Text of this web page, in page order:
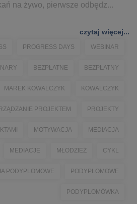
na żywo, pierwsze odbędz...
czytaj więcej...
PROGRESS DAYS WEBINAR
BEZPŁATNE BEZPŁATNY
MAREK KOWALCZYK KOWALCZYK
PROJEKTEM PROJEKTY
MOTYWACJA MEDIACJA
MEDIACJE MŁODZIEŻ CYKL
PODYPLOMOWE PODYPLOMOWE
PODYPLOMÓWKA